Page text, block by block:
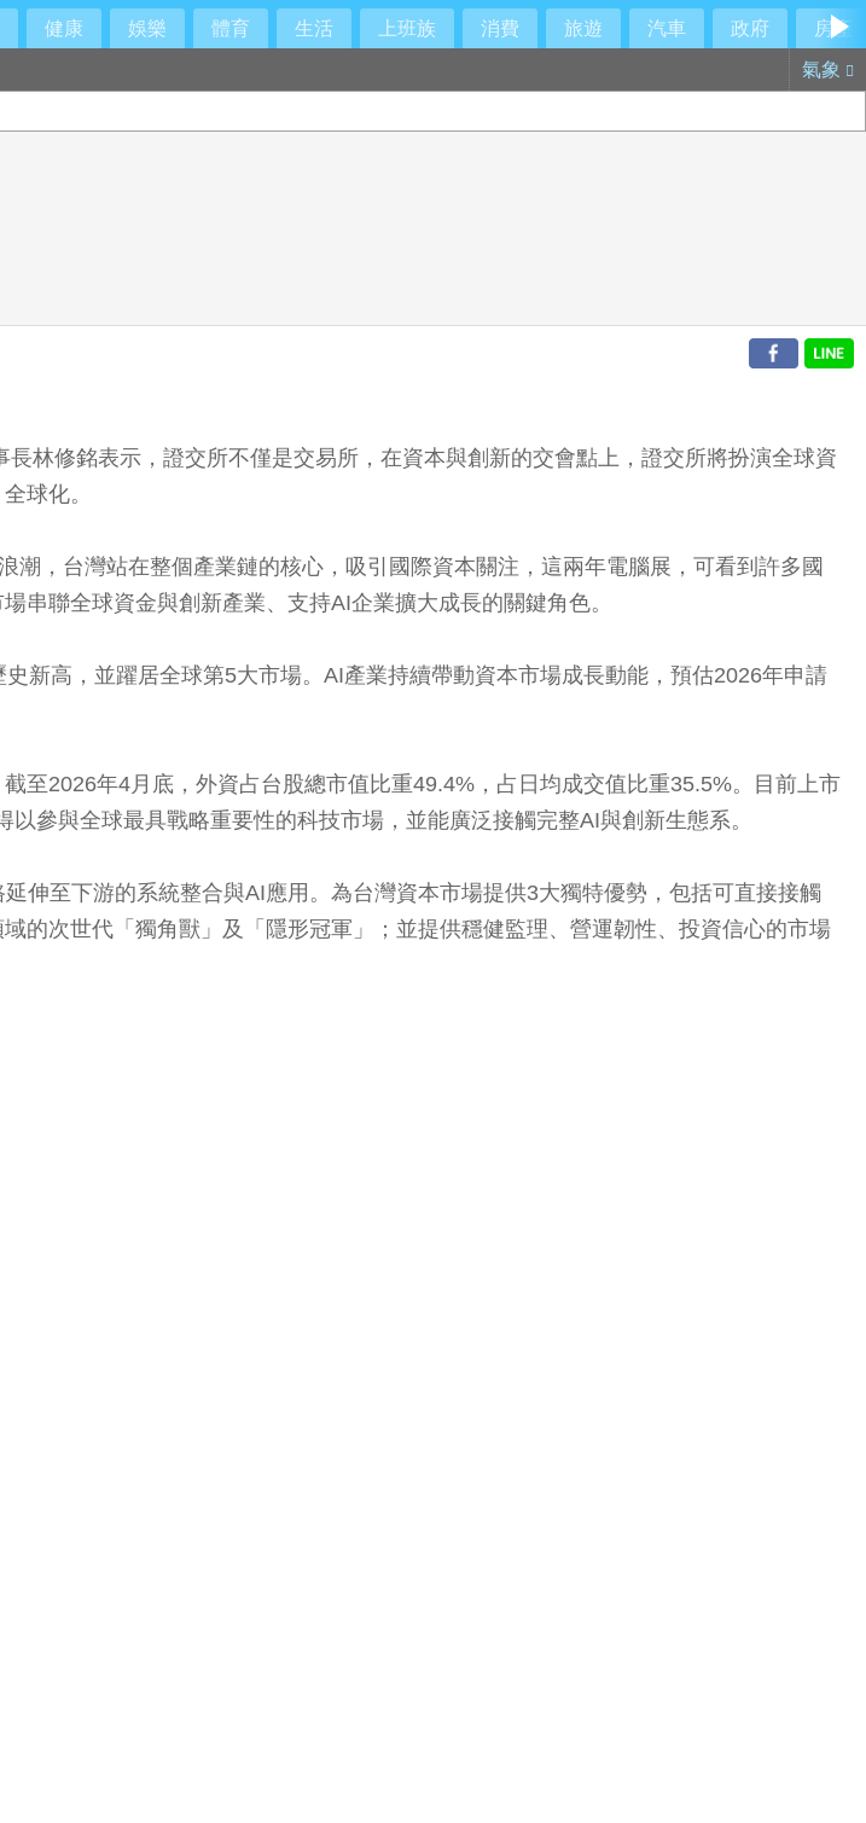
健康 娛樂 體育 生活 上班族 消費 旅遊 汽車 政府
房產
氣象
林修銘表示，證交所不僅是交易所，在資本與創新的交會點上，證交所將扮演全球資
球化。
，台灣站在整個產業鏈的核心，吸引國際資本關注，這兩年電腦展，可看到許多國
串聯全球資金與創新產業、支持AI企業擴大成長的關鍵角色。
新高，並躍居全球第5大市場。AI產業持續帶動資本市場成長動能，預估2026年申請
至2026年4月底，外資占台股總市值比重49.4%，占日均成交值比重35.5%。目前上市
參與全球最具戰略重要性的科技市場，並能廣泛接觸完整AI與創新生態系。
伸至下游的系統整合與AI應用。為台灣資本市場提供3大獨特優勢，包括可直接接觸
的次世代「獨角獸」及「隱形冠軍」；並提供穩健監理、營運韌性、投資信心的市場